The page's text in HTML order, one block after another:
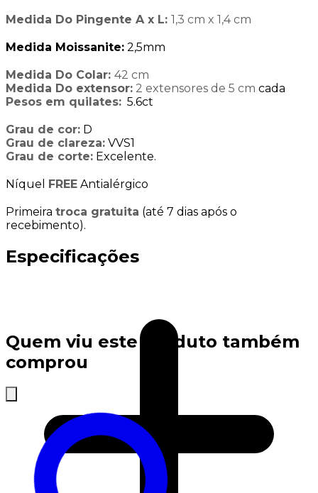
Medida Do Pingente A x L: 1,3 cm x 1,4 cm
Medida Moissanite: 2,5mm
Medida Do Colar: 42 cm
Medida Do extensor: 2 extensores de 5 cm cada
Pesos em quilates: 5.6ct
Grau de cor: D
Grau de clareza: VVS1
Grau de corte: Excelente.
Níquel FREE Antialérgico
Primeira troca gratuita (até 7 dias após o
recebimento).
Especificações
Quem viu este produto também
comprou